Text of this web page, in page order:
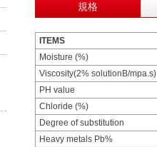
規格
ITEMS
Moisture (%)
Viscosity(2% solutionB/mpa.s)
PH value
Chloride (%)
Degree of substitution
Heavy metals Pb%